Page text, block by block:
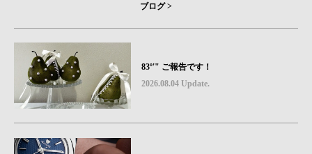
ブログ >
83º'" ご報告です！
2026.08.04 Update.